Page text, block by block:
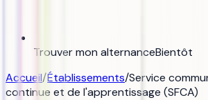
Trouver mon alternanceBientôt
Accueil/Établissements/Service
continue et de l'apprentissage (SFCA)